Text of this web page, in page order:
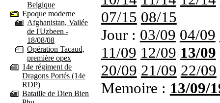
Belgique
Epoque moderne
Afghanistan, Vallée
de l'Uzbeen -
18/08/08
Opération Tacaud,
première opex
14e régiment de
Dragons Portés (14e
RDP)
Bataille de Dien Bien
07/15 08/15
Jour : 03/09 04/09
11/09 12/09 13/09
20/09 21/09 22/09
Memoire : 13/09/